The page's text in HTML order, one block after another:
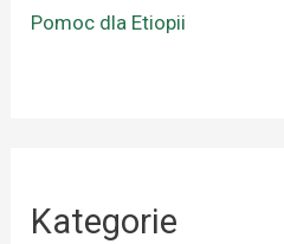
Pomoc dla Etiopii
Kategorie